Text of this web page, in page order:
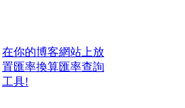
在你的博客網站上放
置匯率換算匯率查詢
工具!